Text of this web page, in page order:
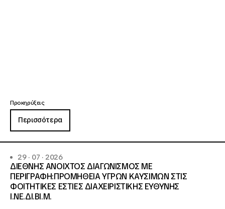
Προκηρύξεις
Περισσότερα
29 · 07 · 2026
ΔΙΕΘΝΗΣ ΑΝΟΙΧΤΟΣ ΔΙΑΓΩΝΙΣΜΟΣ ΜΕ
ΠΕΡΙΓΡΑΦΗ:ΠΡΟΜΗΘΕΙΑ ΥΓΡΩΝ ΚΑΥΣΙΜΩΝ ΣΤΙΣ
ΦΟΙΤΗΤΙΚΕΣ ΕΣΤΙΕΣ ΔΙΑΧΕΙΡΙΣΤΙΚΗΣ ΕΥΘΥΝΗΣ
Ι.ΝΕ.ΔΙ.ΒΙ.Μ.